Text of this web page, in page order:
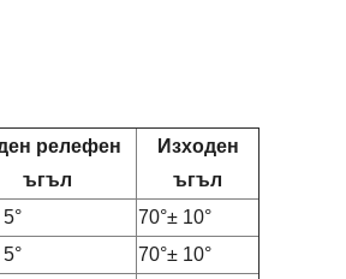
релефен
ъгъл
Изходен
ъгъл
70°± 10°
70°± 10°